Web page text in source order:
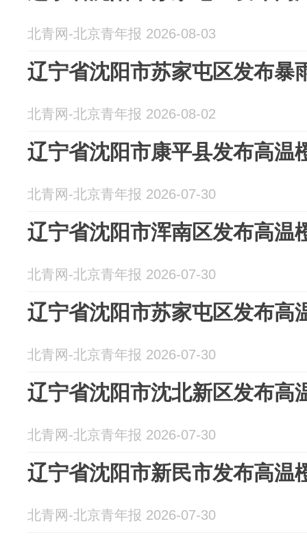
北青网-北京青年报 2026-08-03
辽宁省沈阳市苏家屯区发布暴
北青网-北京青年报 2026-08-02
辽宁省沈阳市康平县发布高温
北青网-北京青年报 2026-07-30
辽宁省沈阳市浑南区发布高温
北青网-北京青年报 2026-07-30
辽宁省沈阳市苏家屯区发布高
北青网-北京青年报 2026-07-30
辽宁省沈阳市沈北新区发布高
北青网-北京青年报 2026-07-30
辽宁省沈阳市新民市发布高温
北青网-北京青年报 2026-07-30